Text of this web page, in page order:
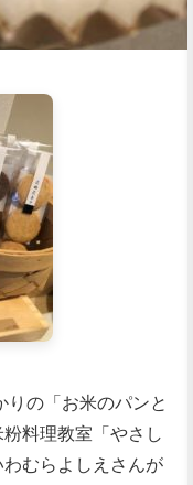
の「お米のパンと
料理教室「やさし
むらよしえさんが